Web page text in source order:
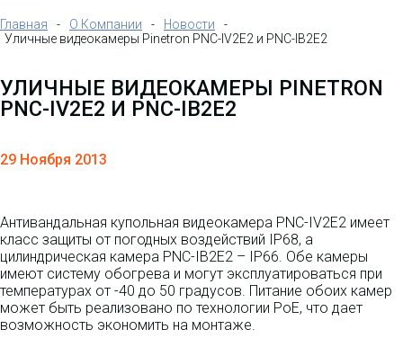
Главная - О Компании - Новости
-
Уличные видеокамеры Pinetron PNC-IV2E2 и PNC-IB2E2
УЛИЧНЫЕ ВИДЕОКАМЕРЫ PINETRON
PNC-IV2E2 И PNC-IB2E2
29 Ноября 2013
Антивандальная купольная видеокамера PNC-IV2E2 имеет
класс защиты от погодных воздействий IP68, а
цилиндрическая камера PNC-IB2E2 – IP66. Обе камеры
имеют систему обогрева и могут эксплуатироваться при
температурах от -40 до 50 градусов. Питание обоих камер
может быть реализовано по технологии PoE, что дает
возможность экономить на монтаже.